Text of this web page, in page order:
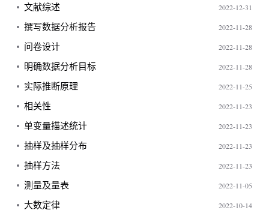
文献综述 2022-12-31
撰写数据分析报告 2022-11-28
问卷设计 2022-11-28
明确数据分析目标 2022-11-28
实际推断原理 2022-11-25
相关性 2022-11-23
单变量描述统计 2022-11-23
抽样及抽样分布 2022-11-23
抽样方法 2022-11-23
测量及量表 2022-11-05
大数定律 2022-10-14